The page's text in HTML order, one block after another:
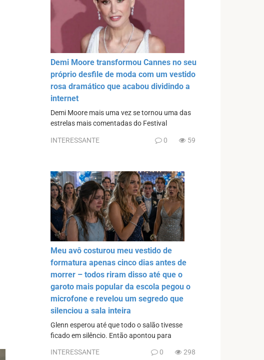
Demi Moore transformou Cannes no seu
próprio desfile de moda com um vestido
rosa dramático que acabou dividindo a
internet
Demi Moore mais uma vez se tornou uma das
estrelas mais comentadas do Festival
INTERESSANTE 0 59
Meu avô costurou meu vestido de
formatura apenas cinco dias antes de
morrer – todos riram disso até que o
garoto mais popular da escola pegou o
microfone e revelou um segredo que
silenciou a sala inteira
Glenn esperou até que todo o salão tivesse
ficado em silêncio. Então apontou para
INTERESSANTE 0 298